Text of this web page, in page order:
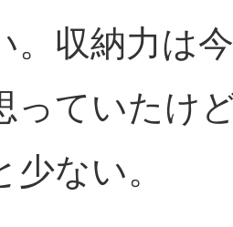
。収納力は
っていたけ
少ない。